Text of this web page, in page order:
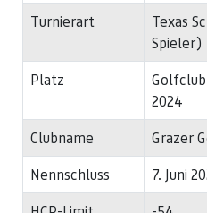
Turnierart
Texas
Spieler)
Platz
2024
Clubname
Grazer
Nennschluss
7. Juni